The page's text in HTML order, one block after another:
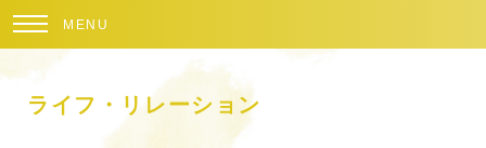
MENU
ライフ・リレーション